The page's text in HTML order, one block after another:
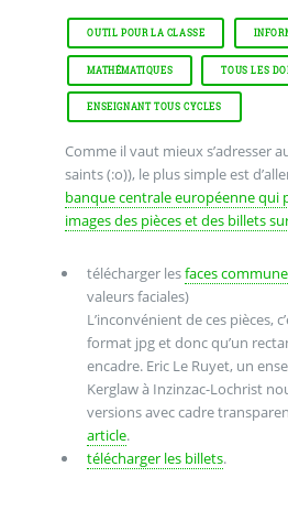
OUTIL POUR LA CLASSE
MATHÉMATIQUES TOUS LES
ENSEIGNANT TOUS CYCLES
Comme il vaut mieux s’adresser
saints (:o)), le plus simple est
banque centrale européenne qui
images des pièces et des billets
télécharger lesfaces
valeurs faciales)
L’inconvénient de ces pièces,
format jpg et donc qu’un
encadre. Eric Le Ruyet, un
Kerglaw à Inzinzac-Lochrist
versions avec cadre
article.
télécharger les billets.